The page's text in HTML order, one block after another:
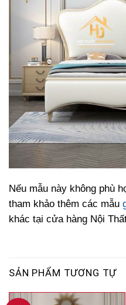
Nếu mẫu này không phù
tham khảo thêm các mẫu
khác tại cửa hàng Nội
SẢN PHẨM TƯƠNG TỰ